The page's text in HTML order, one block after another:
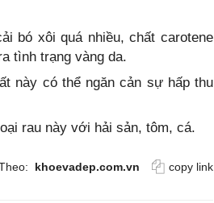
bó xôi quá nhiều, chất carotene
tình trạng vàng da.
này có thể ngăn cản sự hấp thu
rau này với hải sản, tôm, cá.
khoevadep.com.vn copy link